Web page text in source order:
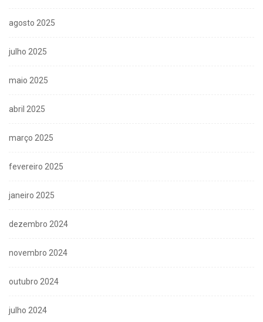
agosto 2025
julho 2025
maio 2025
abril 2025
março 2025
fevereiro 2025
janeiro 2025
dezembro 2024
novembro 2024
outubro 2024
julho 2024